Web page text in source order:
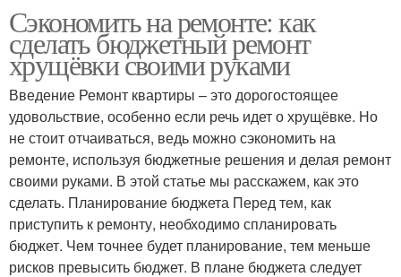
Сэкономить на ремонте: как
сделать бюджетный ремонт
хрущёвки своими руками
Введение Ремонт квартиры – это дорогостоящее
удовольствие, особенно если речь идет о хрущёвке. Но
не стоит отчаиваться, ведь можно сэкономить на
ремонте, используя бюджетные решения и делая ремонт
своими руками. В этой статье мы расскажем, как это
сделать. Планирование бюджета Перед тем, как
приступить к ремонту, необходимо спланировать
бюджет. Чем точнее будет планирование, тем меньше
рисков превысить бюджет. В плане бюджета следует